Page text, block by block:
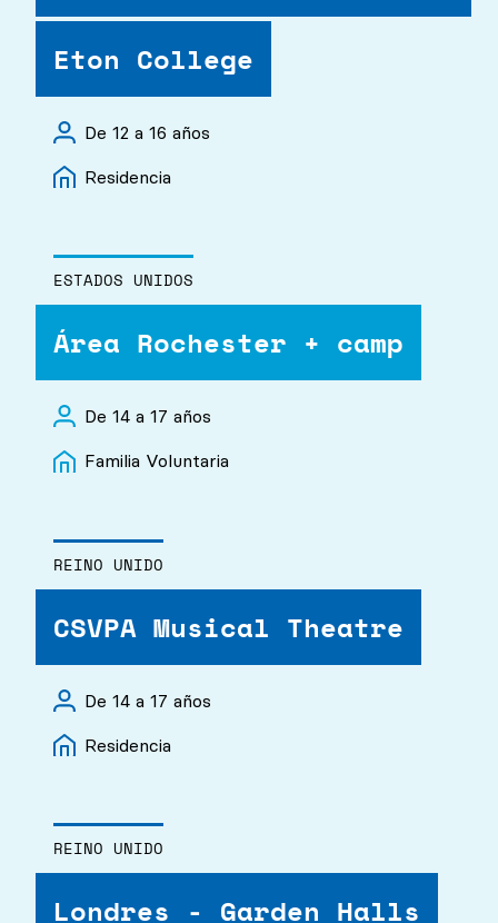
Eton College
De 12 a 16 años
Residencia
ESTADOS UNIDOS
Área Rochester + camp
De 14 a 17 años
Familia Voluntaria
REINO UNIDO
CSVPA Musical Theatre
De 14 a 17 años
Residencia
REINO UNIDO
Londres - Garden Halls